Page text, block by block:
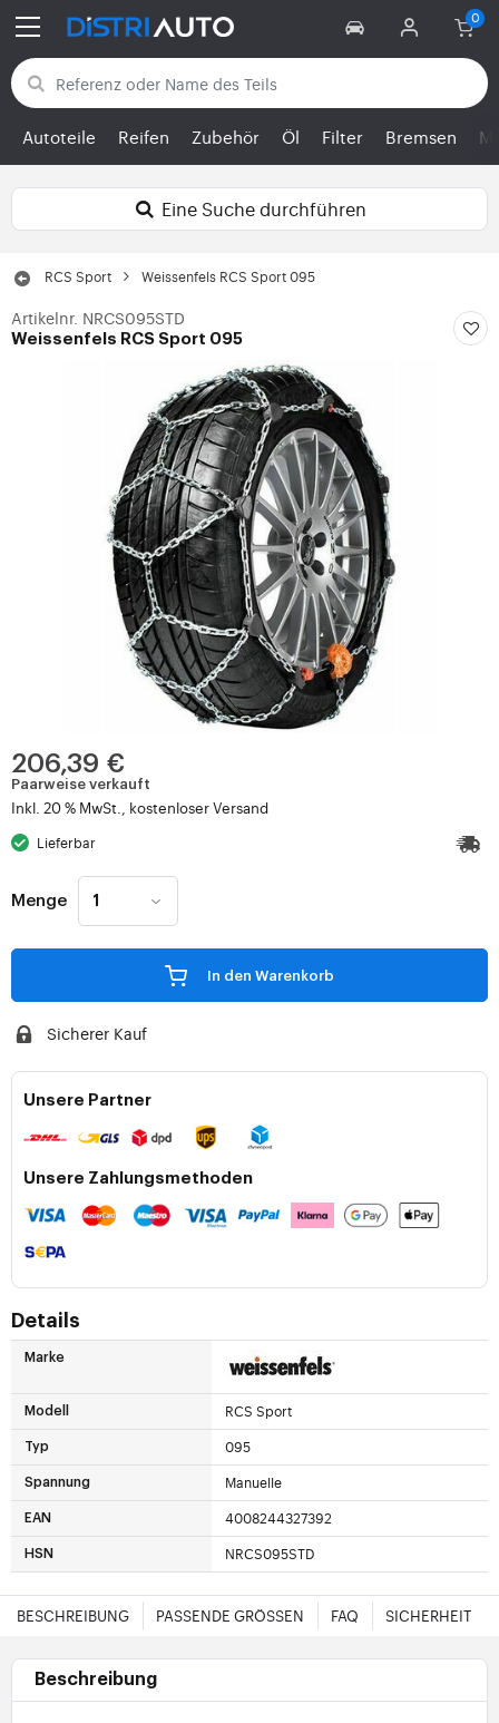
Zurück zu den Kategorien
Autoteile Reifen Zubehör Öl Filter Bremsen
Eine Suche durchführen
RCS Sport Weissenfels RCS Sport 095
Artikelnr. NRCS095STD
Weissenfels RCS Sport 095
206,39 €
Paarweise verkauft
Inkl. 20 % MwSt., kostenloser Versand
Lieferbar
Menge
In den Warenkorb
Sicherer Kauf
Unsere Partner
Unsere Zahlungsmethoden
Details
Marke
Modell RCS Sport
Typ 095
Spannung Manuelle
EAN 4008244327392
HSN NRCS095STD
BESCHREIBUNG PASSENDE GRÖSSEN FAQ SICHERHEIT
Beschreibung